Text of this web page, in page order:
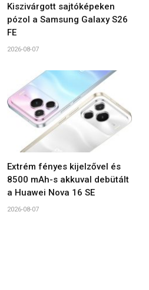
Kiszivárgott sajtóképeken
pózol a Samsung Galaxy S26
FE
2026-08-07
Extrém fényes kijelzővel és
8500 mAh-s akkuval debütált
a Huawei Nova 16 SE
2026-08-07